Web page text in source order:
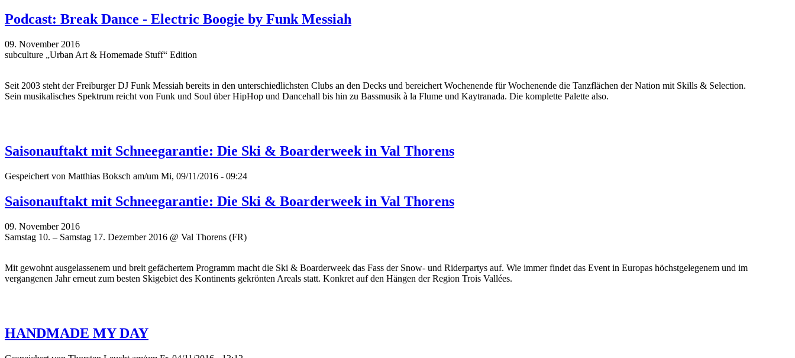
Podcast: Break Dance - Electric Boogie by Funk Messiah
09. November 2016
subculture „Urban Art & Homemade Stuff“ Edition
Seit 2003 steht der Freiburger DJ Funk Messiah bereits in den unterschiedlichsten Clubs an den Decks und bereichert Wochenende für Wochenende die Tanzflächen der Nation mit Skills & Selection.
Sein musikalisches Spektrum reicht von Funk und Soul über HipHop und Dancehall bis hin zu Bassmusik à la Flume und Kaytranada. Die komplette Palette also.
Saisonauftakt mit Schneegarantie: Die Ski & Boarderweek in Val Thorens
Gespeichert von Matthias Boksch am/um Mi, 09/11/2016 - 09:24
Saisonauftakt mit Schneegarantie: Die Ski & Boarderweek in Val Thorens
09. November 2016
Samstag 10. – Samstag 17. Dezember 2016 @ Val Thorens (FR)
Mit gewohnt ausgelassenem und breit gefächertem Programm macht die Ski & Boarderweek das Fass der Snow- und Riderpartys auf. Wie immer findet das Event in Europas höchstgelegenem und im
vergangenen Jahr erneut zum besten Skigebiet des Kontinents gekrönten Areals statt. Konkret auf den Hängen der Region Trois Vallées.
HANDMADE MY DAY